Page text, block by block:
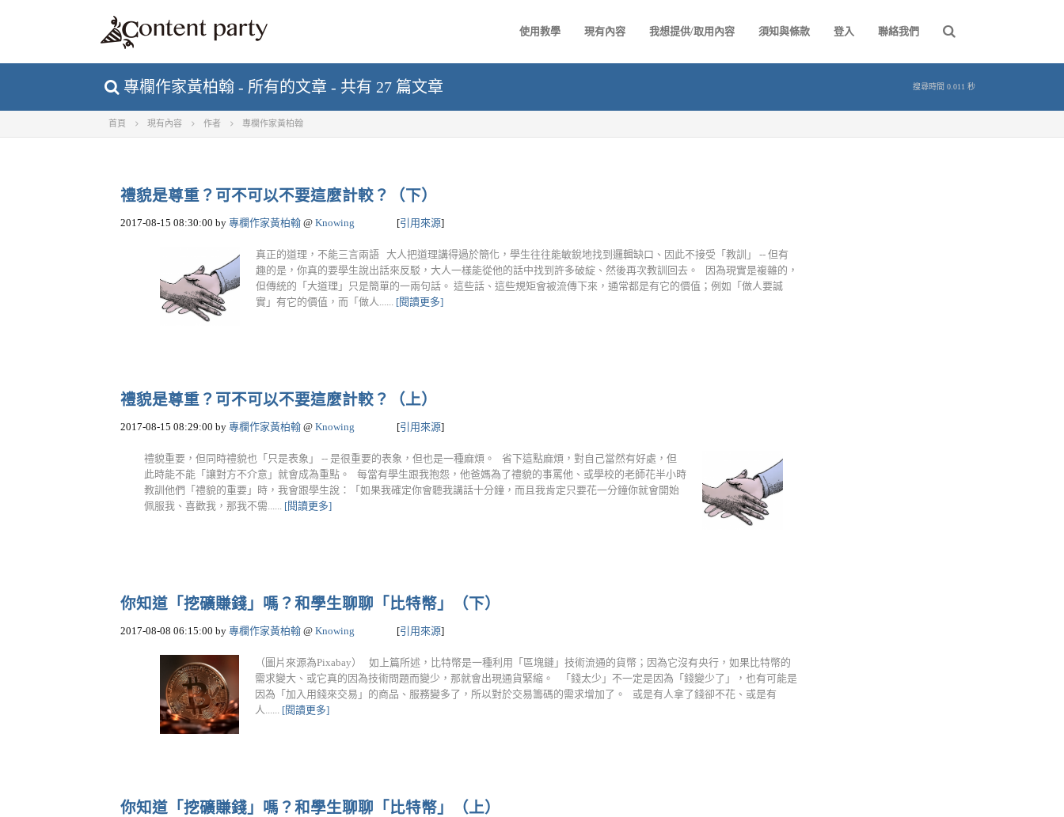
使用教學 現有內容 我想提供/取用內容 須知與條款 登入 聯絡我們
專欄作家黃柏翰 - 所有的文章 - 共有 27 篇文章 搜尋時間 0.011 秒
首頁 現有內容 作者 專欄作家黃柏翰
禮貌是尊重？可不可以不要這麼計較？（下）
2017-08-15 08:30:00 by 專欄作家黃柏翰 @ Knowing [引用來源]
真正的道理，不能三言兩語 大人把道理講得過於簡化，學生往往能敏銳地找到邏輯缺口、因此不接受「教訓」 -- 但有
趣的是，你真的要學生說出話來反駁，大人一樣能從他的話中找到許多破綻、然後再次教訓回去。 因為現實是複雜的，
但傳統的「大道理」只是簡單的一兩句話。 這些話、這些規矩會被流傳下來，通常都是有它的價值；例如「做人要誠
實」有它的價值，而「做人...... [閱讀更多]
禮貌是尊重？可不可以不要這麼計較？（上）
2017-08-15 08:29:00 by 專欄作家黃柏翰 @ Knowing [引用來源]
禮貌重要，但同時禮貌也「只是表象」 -- 是很重要的表象，但也是一種麻煩。 省下這點麻煩，對自己當然有好處，但
此時能不能「讓對方不介意」就會成為重點。 每當有學生跟我抱怨，他爸媽為了禮貌的事罵他、或學校的老師花半小時
教訓他們「禮貌的重要」時，我會跟學生說：「如果我確定你會聽我講話十分鐘，而且我肯定只要花一分鐘你就會開始
佩服我、喜歡我，那我不需...... [閱讀更多]
你知道「挖礦賺錢」嗎？和學生聊聊「比特幣」（下）
2017-08-08 06:15:00 by 專欄作家黃柏翰 @ Knowing [引用來源]
（圖片來源為Pixabay） 如上篇所述，比特幣是一種利用「區塊鏈」技術流通的貨幣；因為它沒有央行，如果比特幣的
需求變大、或它真的因為技術問題而變少，那就會出現通貨緊縮。 「錢太少」不一定是因為「錢變少了」，也有可能是
因為「加入用錢來交易」的商品、服務變多了，所以對於交易籌碼的需求增加了。 或是有人拿了錢卻不花、或是有
人...... [閱讀更多]
你知道「挖礦賺錢」嗎？和學生聊聊「比特幣」（上）